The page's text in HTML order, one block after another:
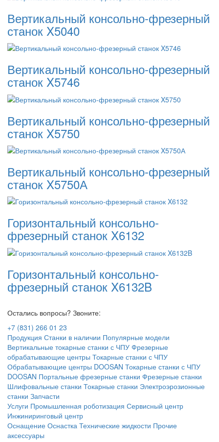
Вертикальный консольно-фрезерный
станок X5040
Вертикальный консольно-фрезерный
станок X5746
Вертикальный консольно-фрезерный
станок X5750
Вертикальный консольно-фрезерный
станок X5750А
Горизонтальный консольно-
фрезерный станок X6132
Горизонтальный консольно-
фрезерный станок X6132B
Остались вопросы? Звоните:
+7 (831) 266 01 23
Продукция Станки в наличии Популярные модели
Вертикальные токарные станки с ЧПУ Фрезерные
обрабатывающие центры Токарные станки с ЧПУ
Обрабатывающие центры DOOSAN Токарные станки с ЧПУ
DOOSAN Портальные фрезерные станки Фрезерные станки
Шлифовальные станки Токарные станки Электроэрозионные
станки Запчасти
Услуги Промышленная роботизация Сервисный центр
Инжиниринговый центр
Оснащение Оснастка Технические жидкости Прочие
аксессуары